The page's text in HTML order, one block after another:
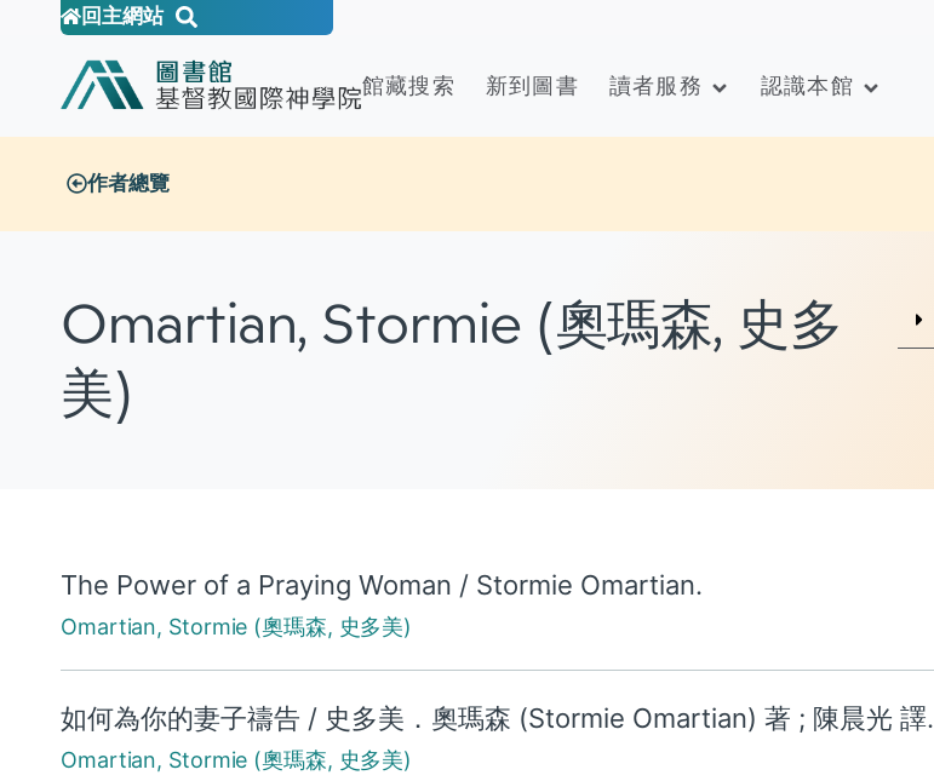
回主網站
館藏搜索 新到圖書 讀者服務 認識本館
作者總覽
Omartian, Stormie (奧瑪森, 史多
美)
The Power of a Praying Woman / Stormie Omartian.
Omartian, Stormie (奧瑪森, 史多美)
如何為你的妻子禱告 / 史多美．奧瑪森 (Stormie Omartian) 著 ; 陳晨光 譯.
Omartian, Stormie (奧瑪森, 史多美)